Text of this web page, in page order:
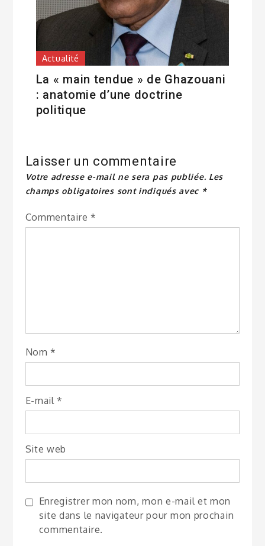
Actualité
La « main tendue » de Ghazouani
: anatomie d’une doctrine
politique
Laisser un commentaire
Votre adresse e-mail ne sera pas publiée. Les
champs obligatoires sont indiqués avec *
Commentaire *
Nom *
E-mail *
Site web
Enregistrer mon nom, mon e-mail et mon
site dans le navigateur pour mon prochain
commentaire.